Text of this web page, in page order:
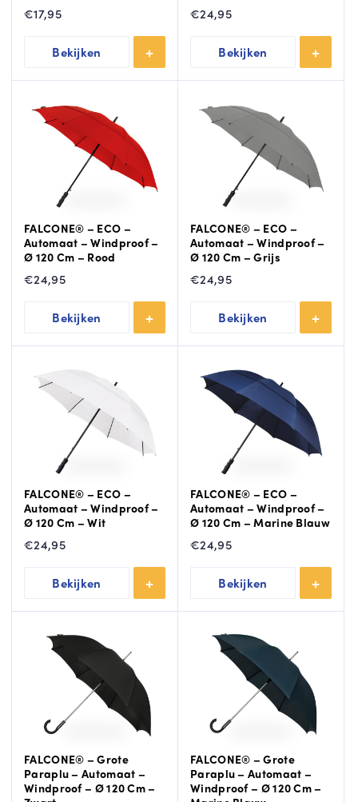
€17,95
Bekijken
€24,95
Bekijken
FALCONE® – ECO –
Automaat – Windproof –
Ø 120 Cm – Rood
€24,95
Bekijken
FALCONE® – ECO –
Automaat – Windproof –
Ø 120 Cm – Grijs
€24,95
Bekijken
FALCONE® – ECO –
Automaat – Windproof –
Ø 120 Cm – Wit
€24,95
Bekijken
FALCONE® – ECO –
Automaat – Windproof –
Ø 120 Cm – Marine Blauw
€24,95
Bekijken
FALCONE® – Grote
Paraplu – Automaat –
Windproof – Ø 120 Cm –
FALCONE® – Grote
Paraplu – Automaat –
Windproof – Ø 120 Cm –